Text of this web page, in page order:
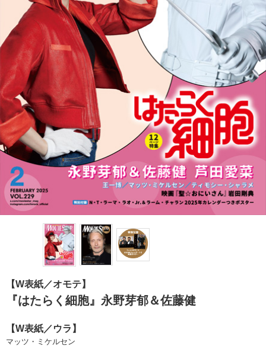
【W表紙／オモテ】
『はたらく細胞』永野芽郁＆佐藤健
【W表紙／ウラ】
マッツ・ミケルセン